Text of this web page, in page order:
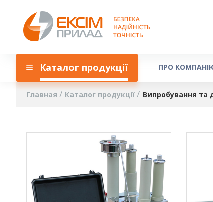
Каталог продукції ПРО
Главная Каталог продукції Випробування та